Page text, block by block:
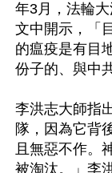
年3月，法輪
文中開示，「
的瘟疫是有目
份子的、與中
李洪志大師指
隊，因為它背
且無惡不作。
被淘汰。」李